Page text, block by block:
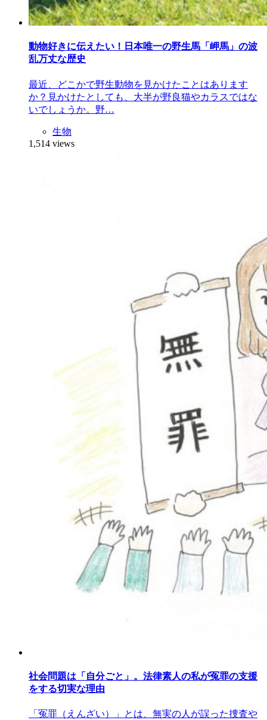
動物好きに伝えたい！日本唯一の野生馬「岬馬」の波
乱万丈な歴史
最近、どこかで野生動物を見かけたことはあります
か？見かけたとしても、大半が野良猫やカラスではな
いでしょうか。野…
生物
1,514 views
社会問題は「自分ごと」。法律素人の私が冤罪の支援
をする切実な理由
「冤罪（えんざい）」とは、無実の人が誤った捜査や